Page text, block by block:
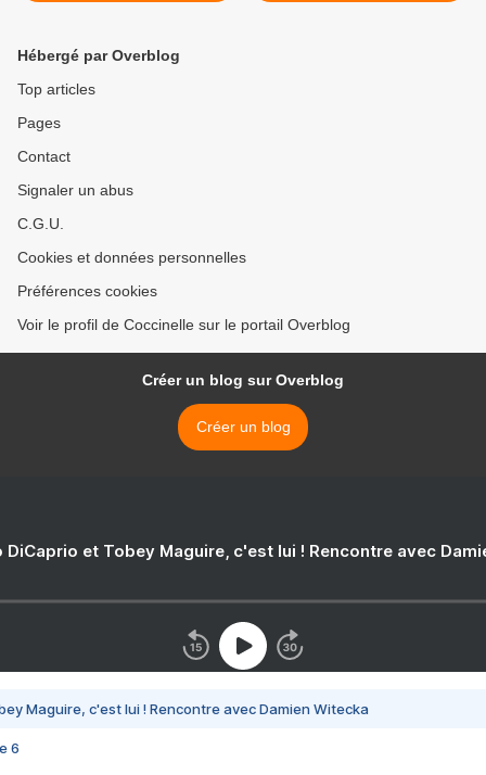
Hébergé par Overblog
Top articles
Pages
Contact
Signaler un abus
C.G.U.
Cookies et données personnelles
Préférences cookies
Voir le profil de Coccinelle sur le portail Overblog
Créer un blog sur Overblog
Créer un blog
DiCaprio et Tobey Maguire, c'est lui ! Rencontre avec
Maguire, c'est lui ! Rencontre avec Damien Witecka
6